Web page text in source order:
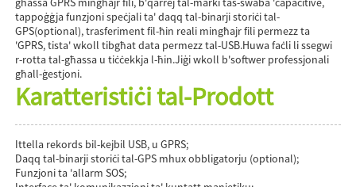
tappoġġja funzjoni speċjali ta' daqq tal-binarji storiċi tal-
GPS(optional), trasferiment fil-ħin reali mingħajr fili permezz ta
'GPRS, tista' wkoll tibgħat data permezz tal-USB.Huwa faċli li ssegwi
r-rotta tal-għassa u tiċċekkja l-ħin.Jiġi wkoll b'softwer professjonali
għall-ġestjoni.
Karatteristiċi tal-Prodott
Ittella rekords bil-kejbil USB, u GPRS;
Daqq tal-binarji storiċi tal-GPS mhux obbligatorju (optional);
Funzjoni ta 'allarm SOS;